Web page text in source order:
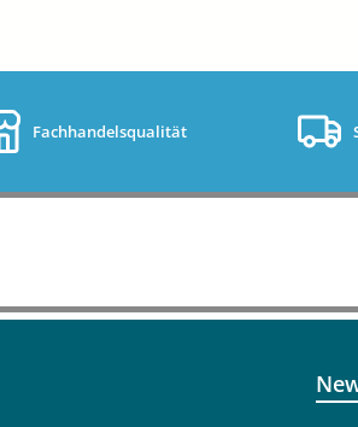
Fachhandelsqualität